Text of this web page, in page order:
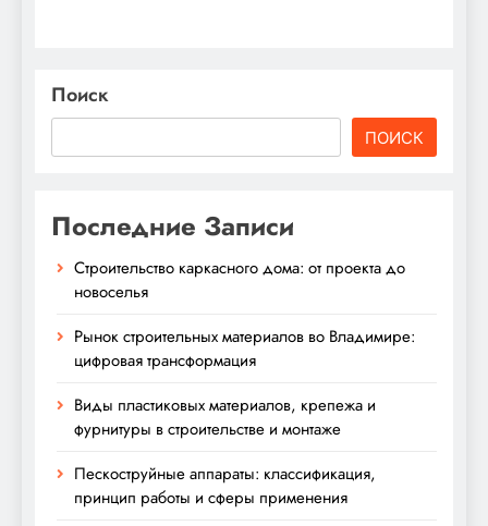
Поиск
ПОИСК
Последние Записи
Строительство каркасного дома: от проекта до
новоселья
Рынок строительных материалов во Владимире:
цифровая трансформация
Виды пластиковых материалов, крепежа и
фурнитуры в строительстве и монтаже
Пескоструйные аппараты: классификация,
принцип работы и сферы применения